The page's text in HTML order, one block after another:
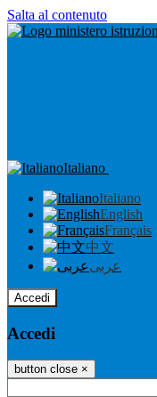
Salta al contenuto
Italiano
Italiano
English
Français
中文
عربى
Accedi
Accedi
button close ×